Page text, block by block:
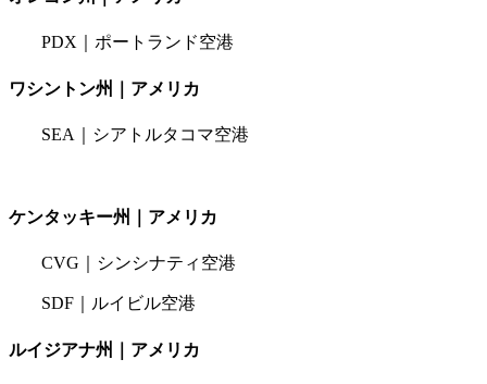
PDX｜ポートランド空港
ワシントン州｜アメリカ
SEA｜シアトルタコマ空港
ケンタッキー州｜アメリカ
CVG｜シンシナティ空港
SDF｜ルイビル空港
ルイジアナ州｜アメリカ